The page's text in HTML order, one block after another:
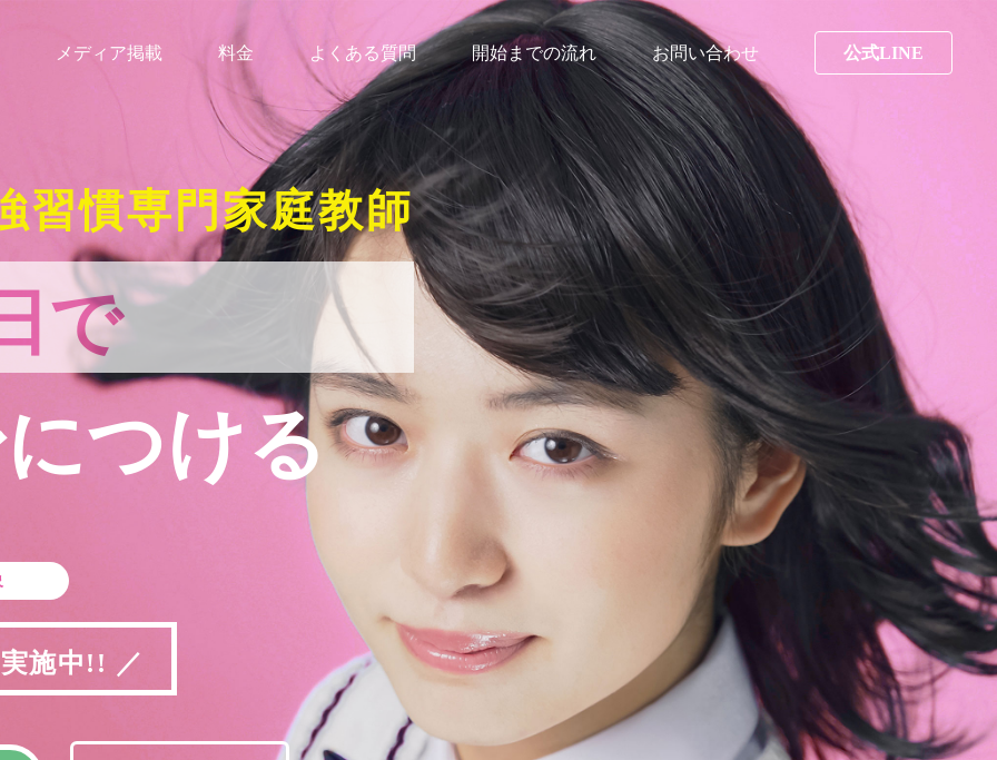
メディア掲載 料金 よくある質問 開始までの流れ お問い合わせ 公式LINE
習慣専門家庭教師
で
つける
施中!! ／